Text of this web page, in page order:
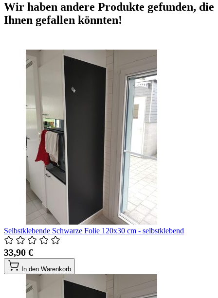
Wir haben andere Produkte gefunden, die
Ihnen gefallen könnten!
Selbstklebende Schwarze Folie 120x30 cm - selbstklebend
33,90 €
In den Warenkorb